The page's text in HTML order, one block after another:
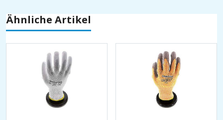
Ähnliche Artikel